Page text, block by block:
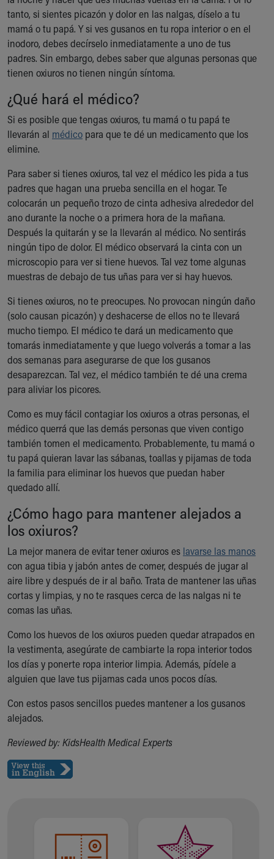
tanto, si sientes picazón y dolor en las nalgas, díselo a tu
mamá o tu papá. Y si ves gusanos en tu ropa interior o en el
inodoro, debes decírselo inmediatamente a uno de tus
padres. Sin embargo, debes saber que algunas personas que
tienen oxiuros no tienen ningún síntoma.
¿Qué hará el médico?
Si es posible que tengas oxiuros, tu mamá o tu papá te
llevarán al médico para que te dé un medicamento que los
elimine.
Para saber si tienes oxiuros, tal vez el médico les pida a tus
padres que hagan una prueba sencilla en el hogar. Te
colocarán un pequeño trozo de cinta adhesiva alrededor del
ano durante la noche o a primera hora de la mañana.
Después la quitarán y se la llevarán al médico. No sentirás
ningún tipo de dolor. El médico observará la cinta con un
microscopio para ver si tiene huevos. Tal vez tome algunas
muestras de debajo de tus uñas para ver si hay huevos.
Si tienes oxiuros, no te preocupes. No provocan ningún daño
(solo causan picazón) y deshacerse de ellos no te llevará
mucho tiempo. El médico te dará un medicamento que
tomarás inmediatamente y que luego volverás a tomar a las
dos semanas para asegurarse de que los gusanos
desaparezcan. Tal vez, el médico también te dé una crema
para aliviar los picores.
Como es muy fácil contagiar los oxiuros a otras personas, el
médico querrá que las demás personas que viven contigo
también tomen el medicamento. Probablemente, tu mamá o
tu papá quieran lavar las sábanas, toallas y pijamas de toda
la familia para eliminar los huevos que puedan haber
quedado allí.
¿Cómo hago para mantener alejados a
los oxiuros?
La mejor manera de evitar tener oxiuros es lavarse las manos
con agua tibia y jabón antes de comer, después de jugar al
aire libre y después de ir al baño. Trata de mantener las uñas
cortas y limpias, y no te rasques cerca de las nalgas ni te
comas las uñas.
Como los huevos de los oxiuros pueden quedar atrapados en
la vestimenta, asegúrate de cambiarte la ropa interior todos
los días y ponerte ropa interior limpia. Además, pídele a
alguien que lave tus pijamas cada unos pocos días.
Con estos pasos sencillos puedes mantener a los gusanos
alejados.
Reviewed by: KidsHealth Medical Experts